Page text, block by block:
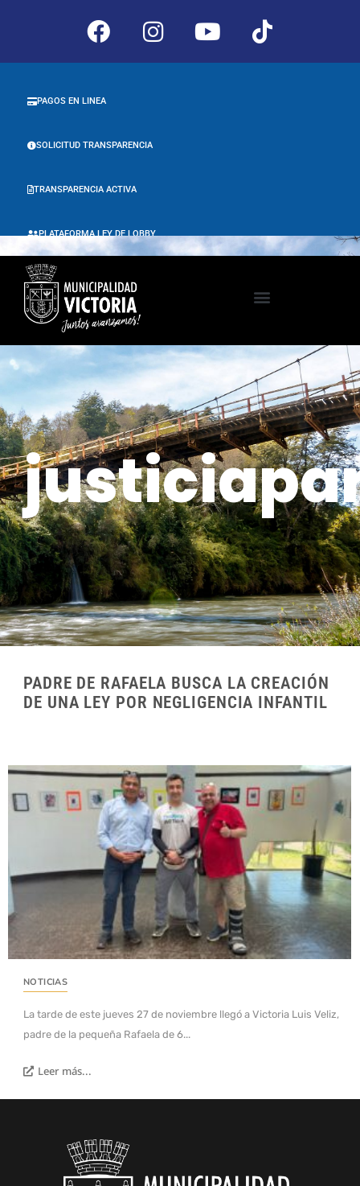
PLATAFORMA LEY DE LOBBY
TRANSPARENCIA ACTIVA
SOLICITUD TRANSPARENCIA
PAGOS EN LINEA
PADRE DE RAFAELA BUSCA LA CREACIÓN
DE UNA LEY POR NEGLIGENCIA INFANTIL
NOTICIAS
La tarde de este jueves 27 de noviembre llegó a Victoria Luis Veliz,
padre de la pequeña Rafaela de 6...
Leer más...